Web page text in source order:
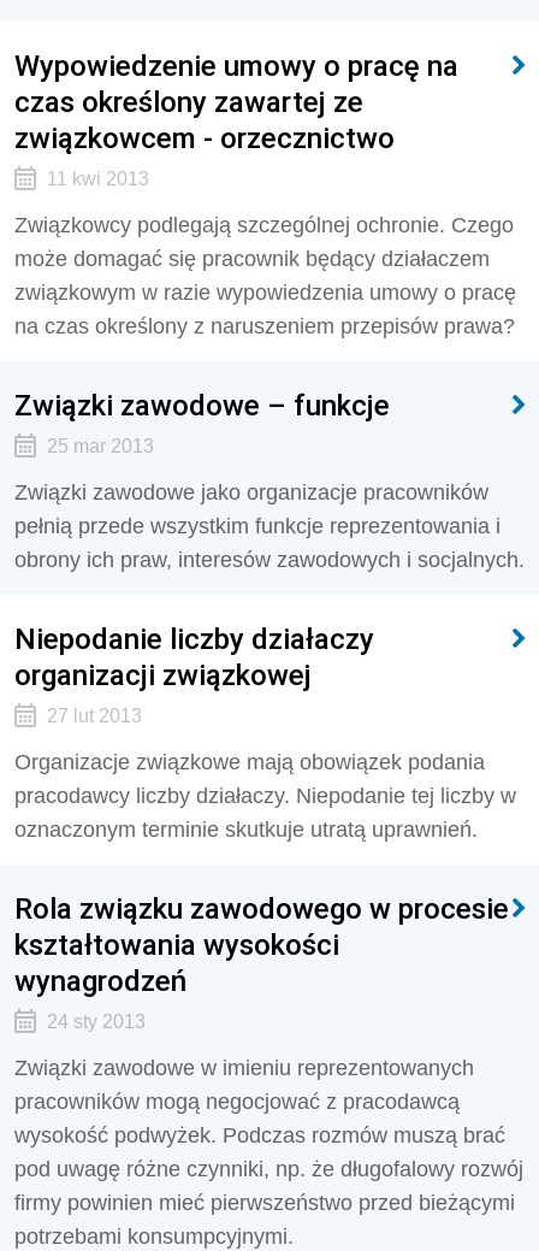
Wypowiedzenie umowy o pracę na
czas określony zawartej ze
związkowcem - orzecznictwo
11 kwi 2013
Związkowcy podlegają szczególnej ochronie. Czego
może domagać się pracownik będący działaczem
związkowym w razie wypowiedzenia umowy o pracę
na czas określony z naruszeniem przepisów prawa?
Związki zawodowe – funkcje
25 mar 2013
Związki zawodowe jako organizacje pracowników
pełnią przede wszystkim funkcje reprezentowania i
obrony ich praw, interesów zawodowych i socjalnych.
Niepodanie liczby działaczy
organizacji związkowej
27 lut 2013
Organizacje związkowe mają obowiązek podania
pracodawcy liczby działaczy. Niepodanie tej liczby w
oznaczonym terminie skutkuje utratą uprawnień.
Rola związku zawodowego w procesie
kształtowania wysokości
wynagrodzeń
24 sty 2013
Związki zawodowe w imieniu reprezentowanych
pracowników mogą negocjować z pracodawcą
wysokość podwyżek. Podczas rozmów muszą brać
pod uwagę różne czynniki, np. że długofalowy rozwój
firmy powinien mieć pierwszeństwo przed bieżącymi
potrzebami konsumpcyjnymi.